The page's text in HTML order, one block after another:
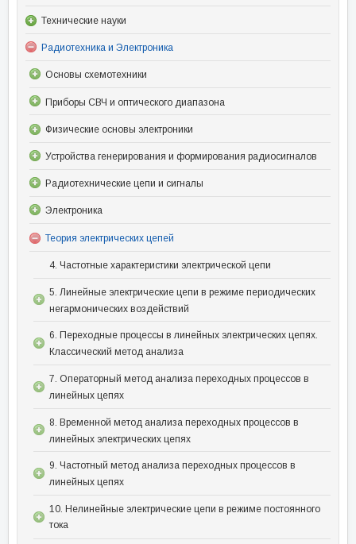
Технические науки
Радиотехника и Электроника
Основы схемотехники
Приборы СВЧ и оптического диапазона
Физические основы электроники
Устройства генерирования и формирования радиосигналов
Радиотехнические цепи и сигналы
Электроника
Теория электрических цепей
4. Частотные характеристики электрической цепи
5. Линейные электрические цепи в режиме периодических
негармонических воздействий
6. Переходные процессы в линейных электрических цепях.
Классический метод анализа
7. Операторный метод анализа переходных процессов в
линейных цепях
8. Временной метод анализа переходных процессов в
линейных электрических цепях
9. Частотный метод анализа переходных процессов в
линейных цепях
10. Нелинейные электрические цепи в режиме постоянного
тока